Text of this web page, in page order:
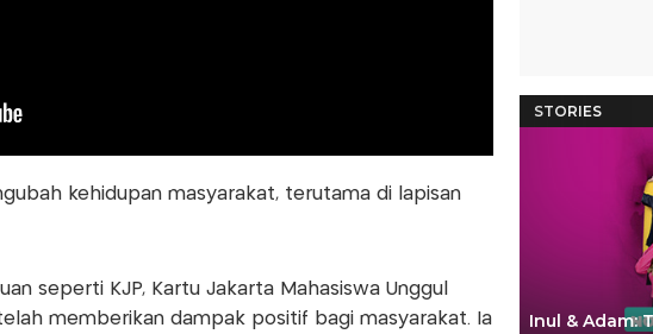
kehidupan masyarakat, terutama di lapisan
seperti KJP, Kartu Jakarta Mahasiswa Unggul
memberikan dampak positif bagi masyarakat. Ia